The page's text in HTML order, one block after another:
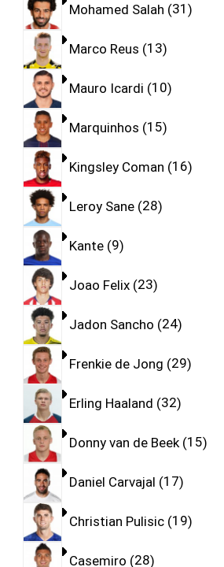
Mohamed Salah 31
Marco Reus 13
Mauro Icardi 10
Marquinhos 15
Kingsley Coman 16
Leroy Sane 28
Kante 9
Joao Felix 23
Jadon Sancho 24
Frenkie de Jong 29
Erling Haaland 32
Donny van de Beek 15
Daniel Carvajal 17
Christian Pulisic 19
Casemiro 28